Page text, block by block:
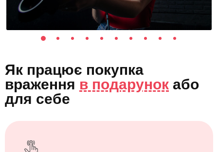
Як працює покупка
враження в подарунок або
для себе